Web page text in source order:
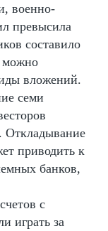
военно-
превысила
составило
можно
вложений.
семи
Откладывание
приводить к
банков,
с
играть за